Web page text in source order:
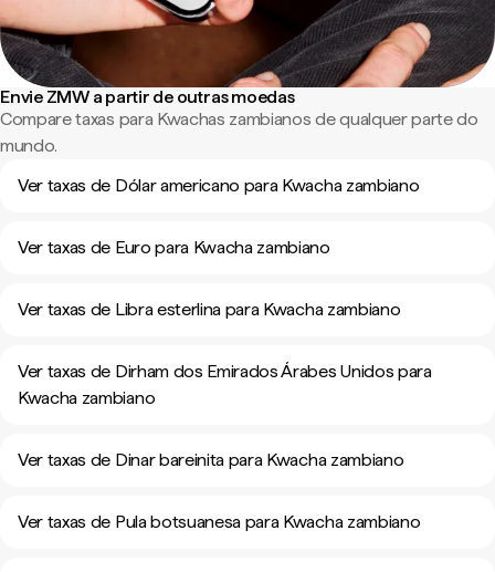
Envie ZMW a partir de outras moedas
Compare taxas para Kwachas zambianos de qualquer parte do
mundo.
Ver taxas de Dólar americano para Kwacha zambiano
Ver taxas de Euro para Kwacha zambiano
Ver taxas de Libra esterlina para Kwacha zambiano
Ver taxas de Dirham dos Emirados Árabes Unidos para
Kwacha zambiano
Ver taxas de Dinar bareinita para Kwacha zambiano
Ver taxas de Pula botsuanesa para Kwacha zambiano